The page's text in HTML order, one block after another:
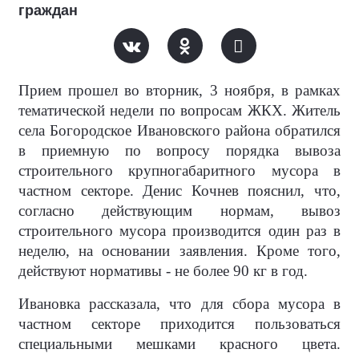
граждан
Прием прошел во вторник, 3 ноября, в рамках
тематической недели по вопросам ЖКХ. Житель
села Богородское Ивановского района обратился
в приемную по вопросу порядка вывоза
строительного крупногабаритного мусора в
частном секторе. Денис Кочнев пояснил, что,
согласно действующим нормам, вывоз
строительного мусора производится один раз в
неделю, на основании заявления. Кроме того,
действуют нормативы - не более 90 кг в год.
Ивановка рассказала, что для сбора мусора в
частном секторе приходится пользоваться
специальными мешками красного цвета.